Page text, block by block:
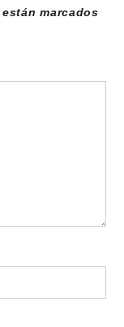
marcados